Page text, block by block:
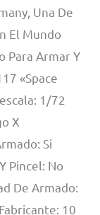
Una De
El Mundo
Para Armar Y
«Space
1/72
X
Si
Pincel: No
De Armado:
10